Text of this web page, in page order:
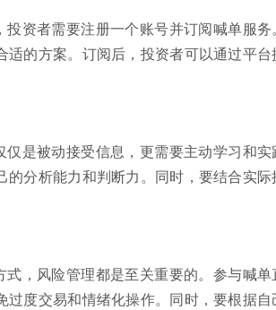
投资者需要注册一个账号并订阅喊单服
适的方案。订阅后，投资者可以通过平台
仅是被动接受信息，更需要主动学习和
的分析能力和判断力。同时，要结合实
式，风险管理都是至关重要的。参与喊
过度交易和情绪化操作。同时，要根据